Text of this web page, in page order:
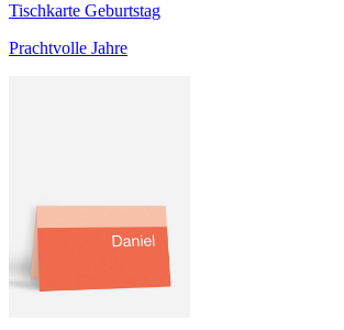
Tischkarte Geburtstag
Prachtvolle Jahre